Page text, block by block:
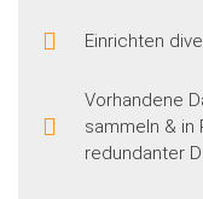
Einrichten
Vorhandene
sammeln & in
redundanter